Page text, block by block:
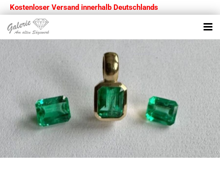
Kostenloser Versand innerhalb Deutschlands